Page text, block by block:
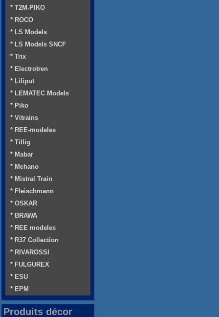
* T2M-PIKO
* ROCO
* LS Models
* LS Models SNCF
* Trix
* Electrotren
* Liliput
* LEMATEC Models
* Piko
* Vitrains
* REE-modeles
* Tillig
* Mabar
* Mehano
* Mistral Train
* Fleischmann
* OSKAR
* BRAWA
* REE modeles
* R37 Collection
* RIVAROSSI
* FULGUREX
* ESU
* EPM
Produits décor